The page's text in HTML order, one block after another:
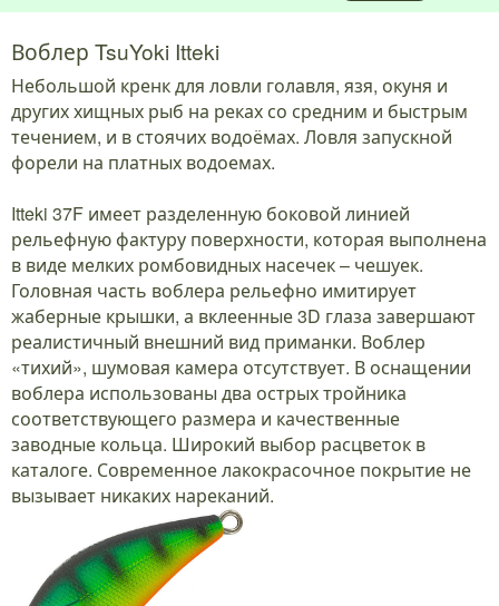
Воблер TsuYoki Itteki
Небольшой кренк для ловли голавля, язя, окуня и
других хищных рыб на реках со средним и быстрым
течением, и в стоячих водоёмах. Ловля запускной
форели на платных водоемах.
Itteki 37F имеет разделенную боковой линией
рельефную фактуру поверхности, которая выполнена
в виде мелких ромбовидных насечек – чешуек.
Головная часть воблера рельефно имитирует
жаберные крышки, а вклеенные 3D глаза завершают
реалистичный внешний вид приманки. Воблер
«тихий», шумовая камера отсутствует. В оснащении
воблера использованы два острых тройника
соответствующего размера и качественные
заводные кольца. Широкий выбор расцветок в
каталоге. Современное лакокрасочное покрытие не
вызывает никаких нареканий.